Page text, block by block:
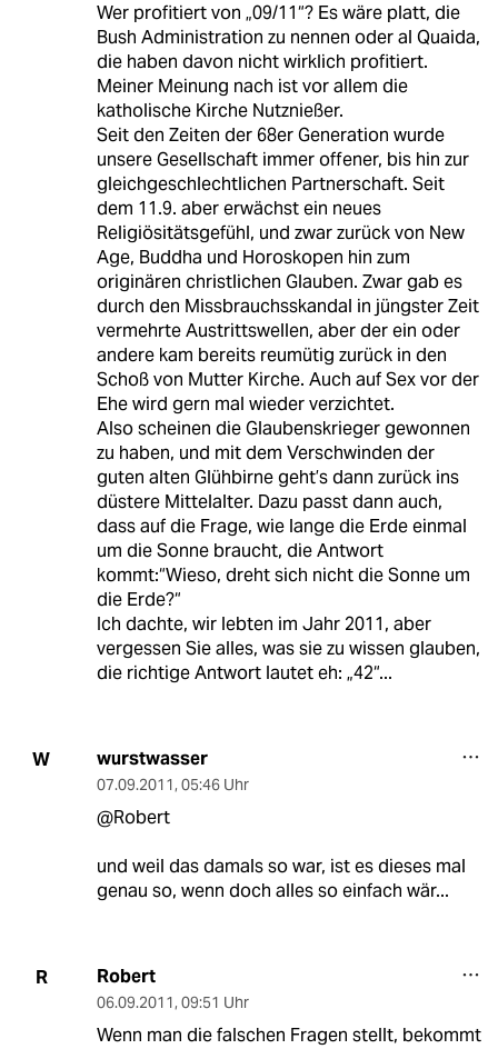
Wer profitiert von „09/11“? Es wäre platt, die
Bush Administration zu nennen oder al Quaida,
die haben davon nicht wirklich profitiert.
Meiner Meinung nach ist vor allem die
katholische Kirche Nutznießer.
Seit den Zeiten der 68er Generation wurde
unsere Gesellschaft immer offener, bis hin zur
gleichgeschlechtlichen Partnerschaft. Seit
dem 11.9. aber erwächst ein neues
Religiösitätsgefühl, und zwar zurück von New
Age, Buddha und Horoskopen hin zum
originären christlichen Glauben. Zwar gab es
durch den Missbrauchsskandal in jüngster Zeit
vermehrte Austrittswellen, aber der ein oder
andere kam bereits reumütig zurück in den
Schoß von Mutter Kirche. Auch auf Sex vor der
Ehe wird gern mal wieder verzichtet.
Also scheinen die Glaubenskrieger gewonnen
zu haben, und mit dem Verschwinden der
guten alten Glühbirne geht’s dann zurück ins
düstere Mittelalter. Dazu passt dann auch,
dass auf die Frage, wie lange die Erde einmal
um die Sonne braucht, die Antwort
kommt:“Wieso, dreht sich nicht die Sonne um
die Erde?“
Ich dachte, wir lebten im Jahr 2011, aber
vergessen Sie alles, was sie zu wissen glauben,
die richtige Antwort lautet eh: „42“...
W wurstwasser
07.09.2011, 05:46 Uhr
@Robert
und weil das damals so war, ist es dieses mal
genau so, wenn doch alles so einfach wär...
R Robert
06.09.2011, 09:51 Uhr
Wenn man die falschen Fragen stellt, bekommt